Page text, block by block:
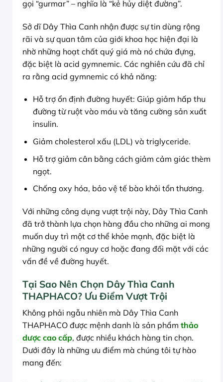
gọi “gurmar” – nghĩa là “kẻ hủy diệt đường”.
Sở dĩ Dây Thìa Canh nhận được sự tin dùng rộng
rãi và sự quan tâm của giới khoa học hiện đại là
nhờ những hoạt chất quý giá mà nó chứa đựng,
đặc biệt là acid gymnemic. Các nghiên cứu đã chỉ
ra rằng acid gymnemic có khả năng:
Hỗ trợ ổn định đường huyết: Giúp giảm hấp thu
đường từ ruột vào máu và tăng cường sản xuất
insulin.
Giảm cholesterol xấu (LDL) và triglyceride.
Hỗ trợ giảm cân bằng cách giảm cảm giác thèm
ngọt.
Chống oxy hóa, bảo vệ tế bào khỏi tổn thương.
Với những công dụng vượt trội này, Dây Thìa Canh
đã trở thành lựa chọn hàng đầu cho những ai mong
muốn duy trì một cơ thể khỏe mạnh, đặc biệt là
những người có nguy cơ hoặc đang đối mặt với các
vấn đề về đường huyết.
Tại Sao Nên Chọn Dây Thìa Canh
THAPHACO? Ưu Điểm Vượt Trội
Không phải ngẫu nhiên mà Dây Thìa Canh
THAPHACO được mệnh danh là sản phẩm thảo
dược cao cấp, được nhiều khách hàng tin chọn.
Dưới đây là những ưu điểm mà chúng tôi tự hào
mang đến: